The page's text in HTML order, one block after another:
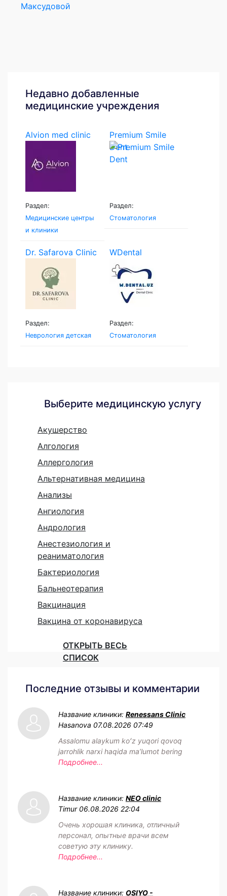
Максудовой
Недавно добавленные
медицинские учреждения
Alvion med clinic
Раздел:
Медицинские центры
и клиники
Premium Smile
Dent
Раздел:
Стоматология
Dr. Safarova Clinic
Раздел:
Неврология детская
WDental
Раздел:
Стоматология
Выберите медицинскую услугу
Акушерство
Алгология
Аллергология
Альтернативная медицина
Анализы
Ангиология
Андрология
Анестезиология и
реаниматология
Бактериология
Бальнеотерапия
Вакцинация
Вакцина от коронавируса
ОТКРЫТЬ ВЕСЬ
СПИСОК
Последние отзывы и комментарии
Название клиники: Renessans Clinic
Hasanova 07.08.2026 07:49
Assalomu alaykum koʻz yuqori qovoq
jarrohlik narxi haqida maʼlumot bering
Подробнее...
Название клиники: NEO clinic
Timur 06.08.2026 22:04
Очень хорошая клиника, отличный
персонал, опытные врачи всем
советую эту клинику.
Подробнее...
Название клиники: OSIYO -